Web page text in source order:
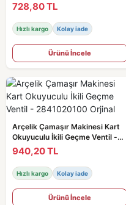
728,80 TL
Hızlı kargo Kolay iade
Ürünü İncele
Arçelik Çamaşır Makinesi Kart
Okuyuculu İkili Geçme Ventil -
2841020100 Orjinal
940,20 TL
Hızlı kargo Kolay iade
Ürünü İncele